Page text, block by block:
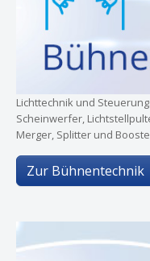
Lichttechnik und
Scheinwerfer,
Merger, Splitter und
Zur Bühnentechnik